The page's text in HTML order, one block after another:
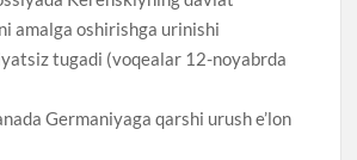
amalga oshirishga urinishi
tugadi (voqealar 12-noyabrda
Germaniyaga qarshi urush e’lon